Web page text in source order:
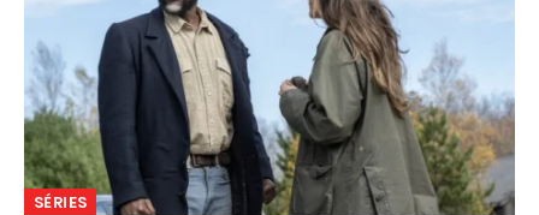
SÉRIES